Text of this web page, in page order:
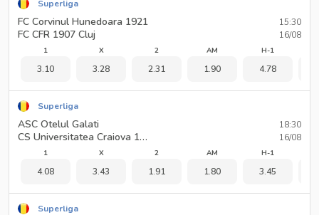
Superliga
FC Corvinul Hunedoara 1921
FC CFR 1907 Cluj
15:30
16/08
1
3.10
X
3.28
2
2.31
AM
1.90
H-1
4.78
Superliga
ASC Otelul Galati
CS Universitatea Craiova 1948
18:30
16/08
1
4.08
X
3.43
2
1.91
AM
1.80
H-1
3.45
Superliga